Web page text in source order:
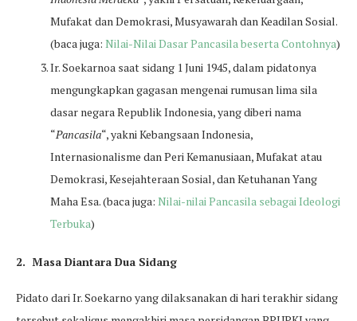
Mufakat dan Demokrasi, Musyawarah dan Keadilan Sosial.
(baca juga: Nilai-Nilai Dasar Pancasila beserta Contohnya)
Ir. Soekarnoa saat sidang 1 Juni 1945, dalam pidatonya
mengungkapkan gagasan mengenai rumusan lima sila
dasar negara Republik Indonesia, yang diberi nama
“Pancasila“, yakni Kebangsaan Indonesia,
Internasionalisme dan Peri Kemanusiaan, Mufakat atau
Demokrasi, Kesejahteraan Sosial, dan Ketuhanan Yang
Maha Esa. (baca juga: Nilai-nilai Pancasila sebagai Ideologi
Terbuka)
2. Masa Diantara Dua Sidang
Pidato dari Ir. Soekarno yang dilaksanakan di hari terakhir sidang